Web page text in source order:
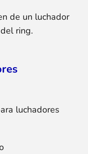
de un luchador
ring.
luchadores